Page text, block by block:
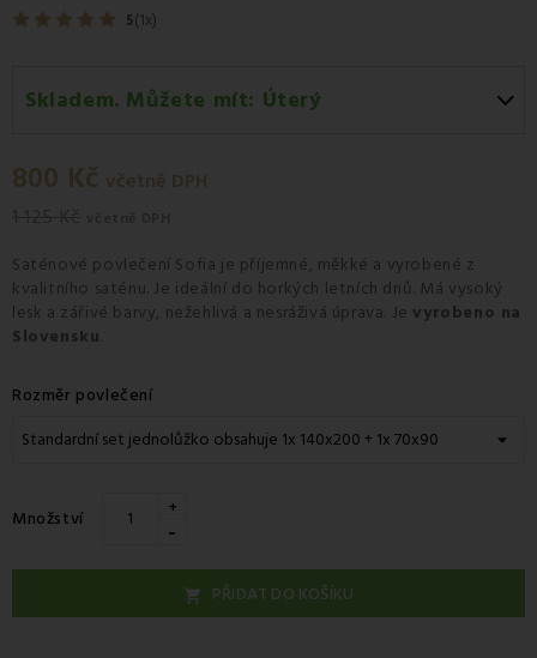
5(1x)
Skladem. Můžete mít: Úterý
Zásilkovna.
800 Kč včetně DPH
Saténové povlečení Sofia je příjemné, měkké a vyrobené z
kvalitního saténu. Je ideální do horkých letních dnů. Má vysoký
lesk a zářivé barvy, nežehlivá a nesráživá úprava. Je vyrobeno na
Slovensku
Rozměr povlečení
Množství +
-
 PŘIDAT DO KOŠÍKU